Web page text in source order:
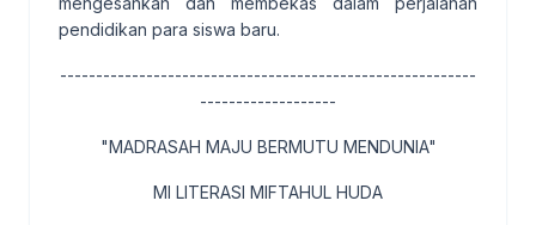
pendidikan para siswa baru.
----------------------------------------------------------
-------------------
"MADRASAH MAJU BERMUTU MENDUNIA"
MI LITERASI MIFTAHUL HUDA